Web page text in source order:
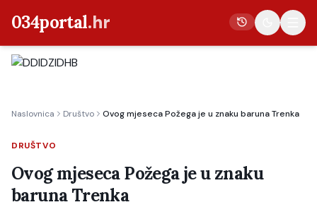
034portal.hr
Crna kronika
Poljoprivreda
Politika
Gospodarstvo
Naslovnica Društvo Ovog mjeseca Požega je u znaku baruna Trenka
DRUŠTVO
Ovog mjeseca Požega je u znaku
baruna Trenka